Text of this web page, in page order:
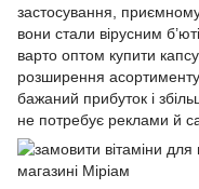
застосування,
вони стали вірусним
варто оптом купити
розширення
бажаний прибуток і
не потребує реклами й